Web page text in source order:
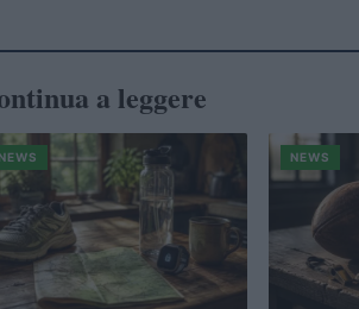
a leggere
NEWS NEWS